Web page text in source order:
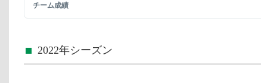
チーム成績
2022年シーズン